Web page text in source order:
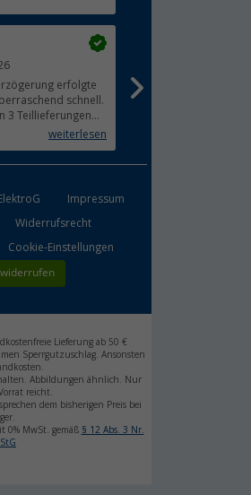
erfolgte
schnell.
3 Teillieferungen
mich erfreulich.
(Gasgrill)
weiterlesen
Sendung ins Ausland
zügig.
ElektroG
Impressum
Widerrufsrecht
Cookie-Einstellungen
Lieferung ab 50 €
Sperrgutzuschlag. Ansonsten
Abbildungen ähnlich. Nur
reicht.
dem bisherigen Preis bei
0% MwSt. gemäß § 12 Abs. 3 Nr.